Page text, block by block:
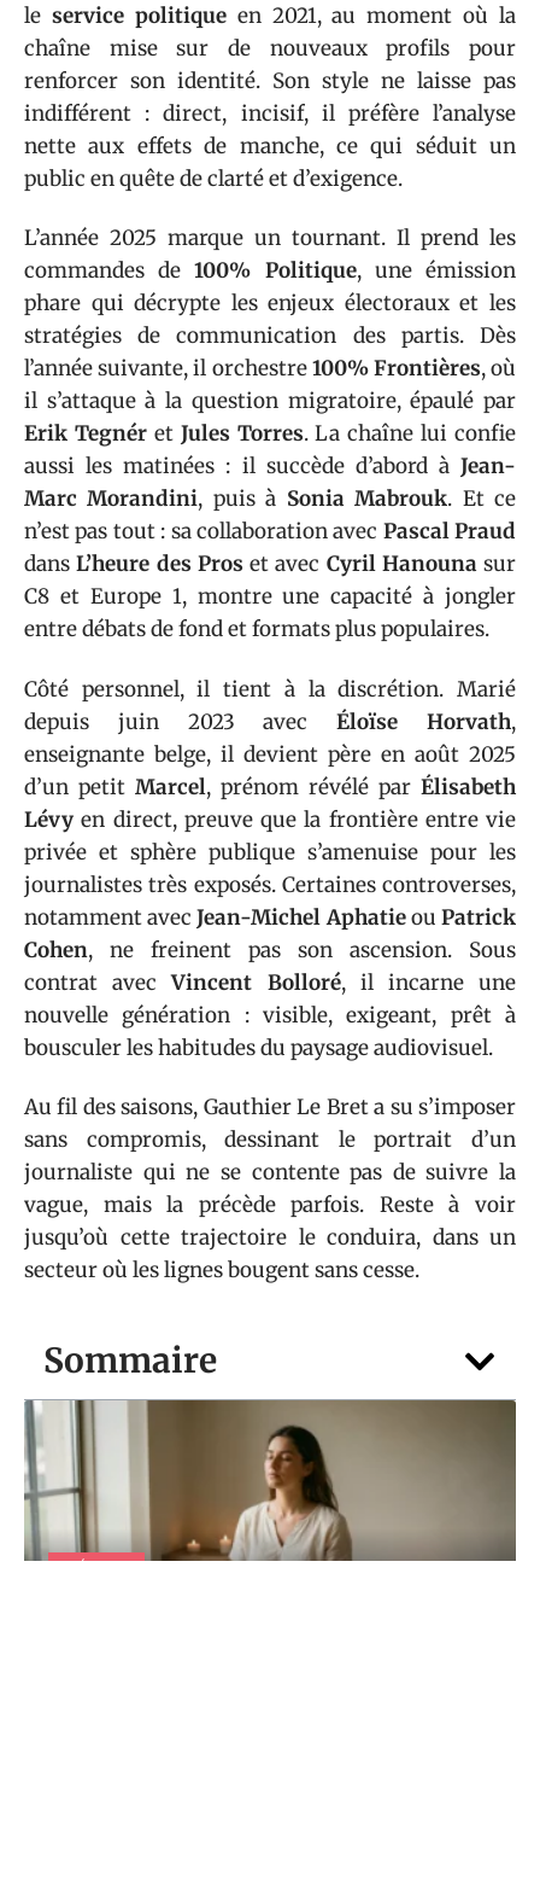
Sommaire
DÉTENTE
le service politiqueen 2021, au moment où la
chaîne mise sur de nouveaux profils pour
renforcer son identité. Son style ne laisse pas
indifférent : direct, incisif, il préfère l’analyse
nette aux effets de manche, ce qui séduit un
public en quête de clarté et d’exigence.
L’année 2025 marque un tournant. Il prend les
commandes de100% Politique, une émission
phare qui décrypte les enjeux électoraux et les
stratégies de communication des partis. Dès
l’année suivante, il orchestre100% Frontières, où
il s’attaque à la question migratoire, épaulé par
Erik Tegnéret Jules Torres. La chaîne lui confie
aussi les matinées : il succède d’abord à Jean-
Marc Morandini, puis à Sonia Mabrouk. Et ce
n’est pas tout : sa collaboration avec Pascal Praud
dansL’heure des Pros et avec Cyril Hanounasur
C8 et Europe 1, montre une capacité à jongler
entre débats de fond et formats plus populaires.
Côté personnel, il tient à la discrétion. Marié
depuis juin 2023 avecÉloïse Horvath,
enseignante belge, il devient père en août 2025
d’un petit Marcel, prénom révélé par Élisabeth
Lévy en direct, preuve que la frontière entre vie
privée et sphère publique s’amenuise pour les
journalistes très exposés. Certaines controverses,
notamment avecJean-Michel AphatieouPatrick
Cohen, ne freinent pas son ascension. Sous
contrat avecVincent Bolloré, il incarne une
nouvelle génération : visible, exigeant, prêt à
bousculer les habitudes du paysage audiovisuel.
Au fil des saisons, Gauthier Le Bret a su s’imposer
sans compromis, dessinant le portrait d’un
journaliste qui ne se contente pas de suivre la
vague, mais la précède parfois. Reste à voir
jusqu’où cette trajectoire le conduira, dans un
secteur où les lignes bougent sans cesse.